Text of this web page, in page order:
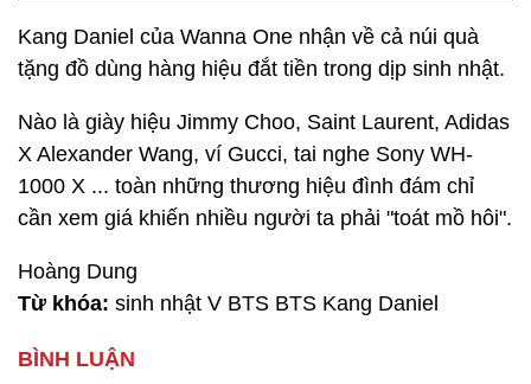
Kang Daniel của Wanna One nhận về cả núi quà
tặng đồ dùng hàng hiệu đắt tiền trong dịp sinh nhật.
Nào là giày hiệu Jimmy Choo, Saint Laurent, Adidas
X Alexander Wang, ví Gucci, tai nghe Sony WH-
1000 X ... toàn những thương hiệu đình đám chỉ
cần xem giá khiến nhiều người ta phải "toát mồ hôi".
Hoàng Dung
Từ khóa: sinh nhật V BTS BTS Kang Daniel